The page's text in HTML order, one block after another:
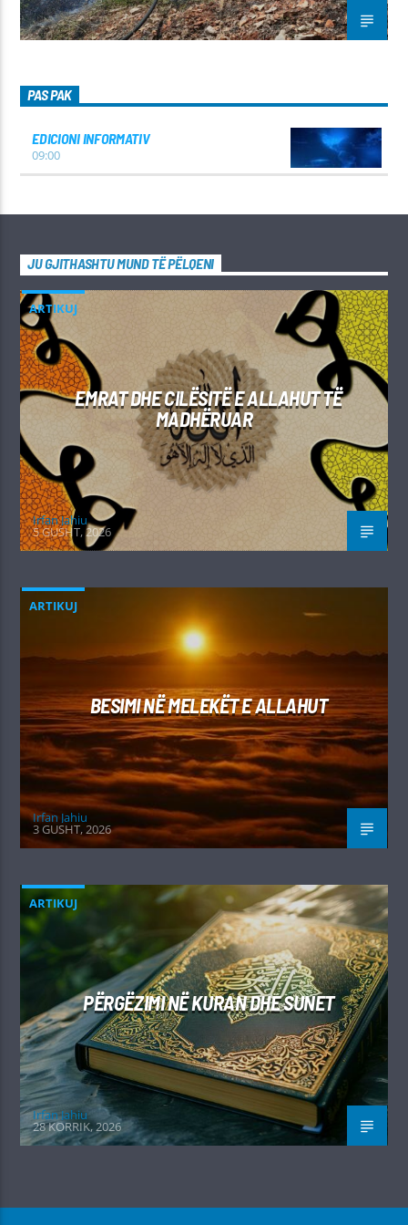
PAS PAK
EDICIONI INFORMATIV
09:00
JU GJITHASHTU MUND TË PËLQENI
ARTIKUJ
EMRAT DHE CILËSITË E ALLAHUT TË
MADHËRUAR
Irfan Jahiu
5 GUSHT, 2026
ARTIKUJ
BESIMI NË MELEKËT E ALLAHUT
Irfan Jahiu
3 GUSHT, 2026
ARTIKUJ
PËRGËZIMI NË KURAN DHE SUNET
Irfan Jahiu
28 KORRIK, 2026